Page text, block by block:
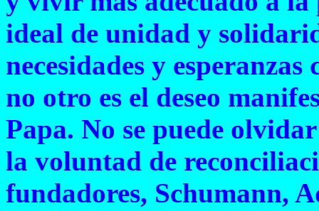
ideal de unidad y
necesidades y
no otro es el deseo
Papa. No se puede
la voluntad de
fundadores, Schumann,